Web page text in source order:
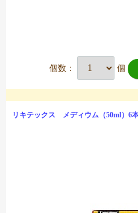
個数： 個
リキテックス メディウム（50ml）6